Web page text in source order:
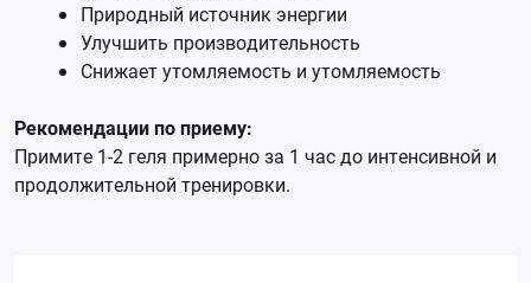
Природный источник энергии
Улучшить производительность
Снижает утомляемость и утомляемость
Рекомендации по приему:
Примите 1-2 геля примерно за 1 час до интенсивной и
продолжительной тренировки.